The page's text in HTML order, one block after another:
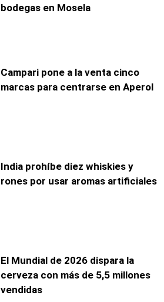
bodegas en Mosela
Campari pone a la venta cinco
marcas para centrarse en Aperol
India prohíbe diez whiskies y
rones por usar aromas artificiales
El Mundial de 2026 dispara la
cerveza con más de 5,5 millones
vendidas